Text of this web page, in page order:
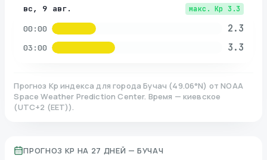
вс, 9 авг. макс. Kp 3.3
00:00 2.3
03:00 3.3
Прогноз Kp индекса для города Бучач (49.06°N) от NOAA
Space Weather Prediction Center. Время — киевское
(UTC+2 (EET)).
ПРОГНОЗ KP НА 27 ДНЕЙ — БУЧАЧ